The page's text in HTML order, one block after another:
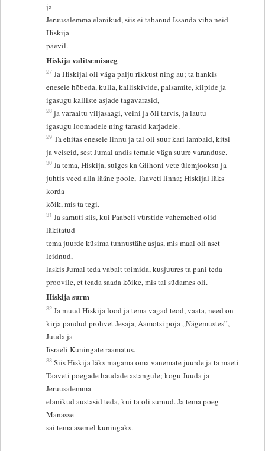
ja
Jeruusalemma elanikud, siis ei tabanud Issanda viha neid
Hiskija
päevil.
Hiskija valitsemisaeg
27 Ja Hiskijal oli väga palju rikkust ning au; ta hankis
enesele hõbeda, kulla, kalliskivide, palsamite, kilpide ja
igasugu kalliste asjade tagavarasid,
28 ja varaaitu viljasaagi, veini ja õli tarvis, ja lautu
igasugu loomadele ning tarasid karjadele.
29 Ta ehitas enesele linnu ja tal oli suur kari lambaid, kitsi
ja veiseid, sest Jumal andis temale väga suure varanduse.
30 Ja tema, Hiskija, sulges ka Giihoni vete ülemjooksu ja
juhtis veed alla lääne poole, Taaveti linna; Hiskijal läks
korda
kõik, mis ta tegi.
31 Ja samuti siis, kui Paabeli vürstide vahemehed olid
läkitatud
tema juurde küsima tunnustähe asjas, mis maal oli aset
leidnud,
laskis Jumal teda vabalt toimida, kusjuures ta pani teda
proovile, et teada saada kõike, mis tal südames oli.
Hiskija surm
32 Ja muud Hiskija lood ja tema vagad teod, vaata, need on
kirja pandud prohvet Jesaja, Aamotsi poja „Nägemustes”,
Juuda ja
Iisraeli Kuningate raamatus.
33 Siis Hiskija läks magama oma vanemate juurde ja ta maeti
Taaveti poegade haudade astangule; kogu Juuda ja
Jeruusalemma
elanikud austasid teda, kui ta oli surnud. Ja tema poeg
Manasse
sai tema asemel kuningaks.